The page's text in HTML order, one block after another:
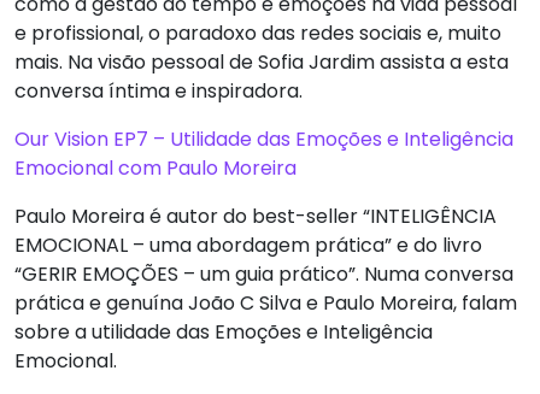
e profissional, o paradoxo das redes sociais e, muito
mais. Na visão pessoal de Sofia Jardim assista a esta
conversa íntima e inspiradora.
Our Vision EP7 – Utilidade das Emoções e Inteligência
Emocional com Paulo Moreira
Paulo Moreira é autor do best-seller “INTELIGÊNCIA
EMOCIONAL – uma abordagem prática” e do livro
“GERIR EMOÇÕES – um guia prático”. Numa conversa
prática e genuína João C Silva e Paulo Moreira, falam
sobre a utilidade das Emoções e Inteligência
Emocional.